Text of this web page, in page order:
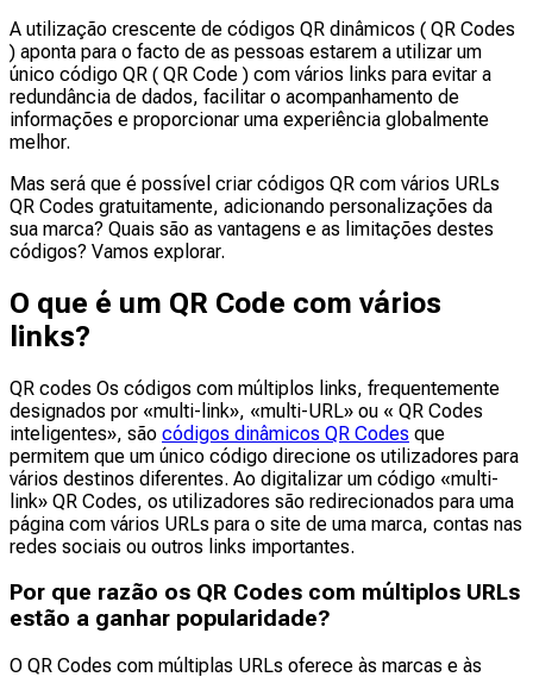
A utilização crescente de códigos QR dinâmicos ( QR Codes
) aponta para o facto de as pessoas estarem a utilizar um
único código QR ( QR Code ) com vários links para evitar a
redundância de dados, facilitar o acompanhamento de
informações e proporcionar uma experiência globalmente
melhor.
Mas será que é possível criar códigos QR com vários URLs
QR Codes gratuitamente, adicionando personalizações da
sua marca? Quais são as vantagens e as limitações destes
códigos? Vamos explorar.
O que é um QR Code com vários
links?
QR codes Os códigos com múltiplos links, frequentemente
designados por «multi-link», «multi-URL» ou « QR Codes
inteligentes», são códigos dinâmicos QR Codes que
permitem que um único código direcione os utilizadores para
vários destinos diferentes. Ao digitalizar um código «multi-
link» QR Codes, os utilizadores são redirecionados para uma
página com vários URLs para o site de uma marca, contas nas
redes sociais ou outros links importantes.
Por que razão os QR Codes com múltiplos URLs
estão a ganhar popularidade?
O QR Codes com múltiplas URLs oferece às marcas e às